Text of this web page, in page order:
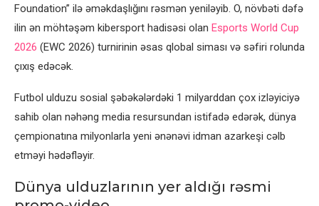
Foundation” ilə əməkdaşlığını rəsmən yeniləyib. O, növbəti dəfə
ilin ən möhtəşəm kibersport hadisəsi olan Esports World Cup
2026 (EWC 2026) turnirinin əsas qlobal siması və səfiri rolunda
çıxış edəcək.
Futbol ulduzu sosial şəbəkələrdəki 1 milyarddan çox izləyiciyə
sahib olan nəhəng media resursundan istifadə edərək, dünya
çempionatına milyonlarla yeni ənənəvi idman azarkeşi cəlb
etməyi hədəfləyir.
Dünya ulduzlarının yer aldığı rəsmi